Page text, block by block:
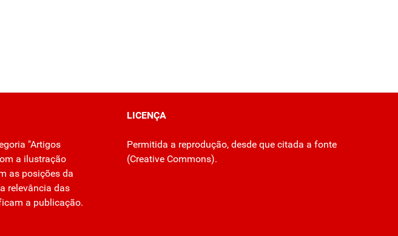
"Artigos
a ilustração
as posições da
relevância das
a publicação.
LICENÇA
Permitida a reprodução, desde que citada a fonte
(Creative Commons).